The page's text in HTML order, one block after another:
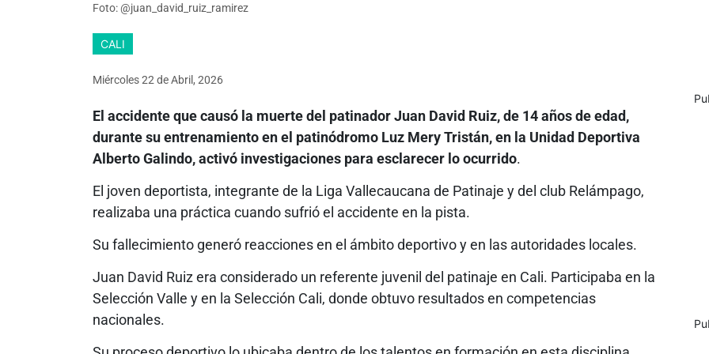
Foto: @juan_david_ruiz_ramirez
CALI
Miércoles 22 deAbril, 2026
El accidente que causó la muerte del patinador Juan David Ruiz, de 14 años de edad,
durante su entrenamiento en el patinódromo Luz Mery Tristán, en la Unidad Deportiva
Alberto Galindo, activó investigaciones para esclarecer lo ocurrido.
El joven deportista, integrante de la Liga Vallecaucana de Patinaje y del club Relámpago,
realizaba una práctica cuando sufrió el accidente en la pista.
Su fallecimiento generó reacciones en el ámbito deportivo y en las autoridades locales.
Juan David Ruiz era considerado un referente juvenil del patinaje en Cali. Participaba en la
Selección Valle y en la Selección Cali, donde obtuvo resultados en competencias
nacionales.